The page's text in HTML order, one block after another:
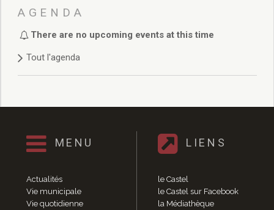
Délibérations 2008
Marchés publics
Garderies
Solidarité
Services à domicile
AGENDA
There are no upcoming events at this time
Tout l'agenda
MENU
Actualités
Vie municipale
Vie quotidienne
LIENS
le Castel
le Castel sur Facebook
la Médiathèque